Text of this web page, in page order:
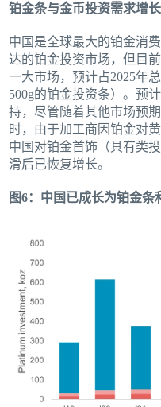
铂金条与金币投资需求增长
中国是全球最大的铂金消
达的铂金投资市场，但目
一大市场，预计占2025年
500g的铂金投资条）。预
持，尽管随着其他市场预
时，由于加工商因铂金对
中国对铂金首饰（具有类
滑后已恢复增长。
图6：中国已成长为铂金条